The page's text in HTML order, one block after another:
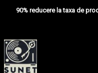
90% reducere la taxa de
Or